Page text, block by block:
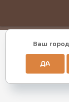
Ваш
ДА